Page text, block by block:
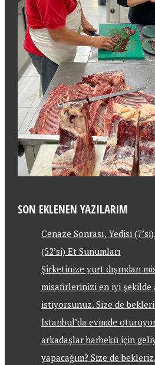
SON EKLENEN YAZILARIM
Cenaze Sonrası, Yedisi
(52’si) Et Sunumları
Şirketinize yurt dışından
misafirlerinizi en iyi şekilde
istiyorsunuz. Size de
İstanbul’da evimde
arkadaşlar barbekü için
yapacağım? Size de bekleriz.